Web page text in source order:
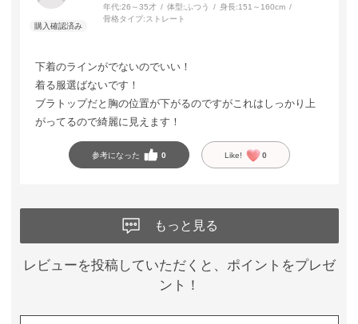
年代:26～35才 体型:ふつう 身長:151～160cm
骨格タイプ:ストレート
下着のラインがでないのでいい！
着る服選ばないです！
ブラトップだと胸の位置が下がるのですがこれはしっかり上
がってるので綺麗に見えます！
参考になった 0 Like! 0
もっと見る
レビューを投稿していただくと、ポイントをプレゼ
ント！